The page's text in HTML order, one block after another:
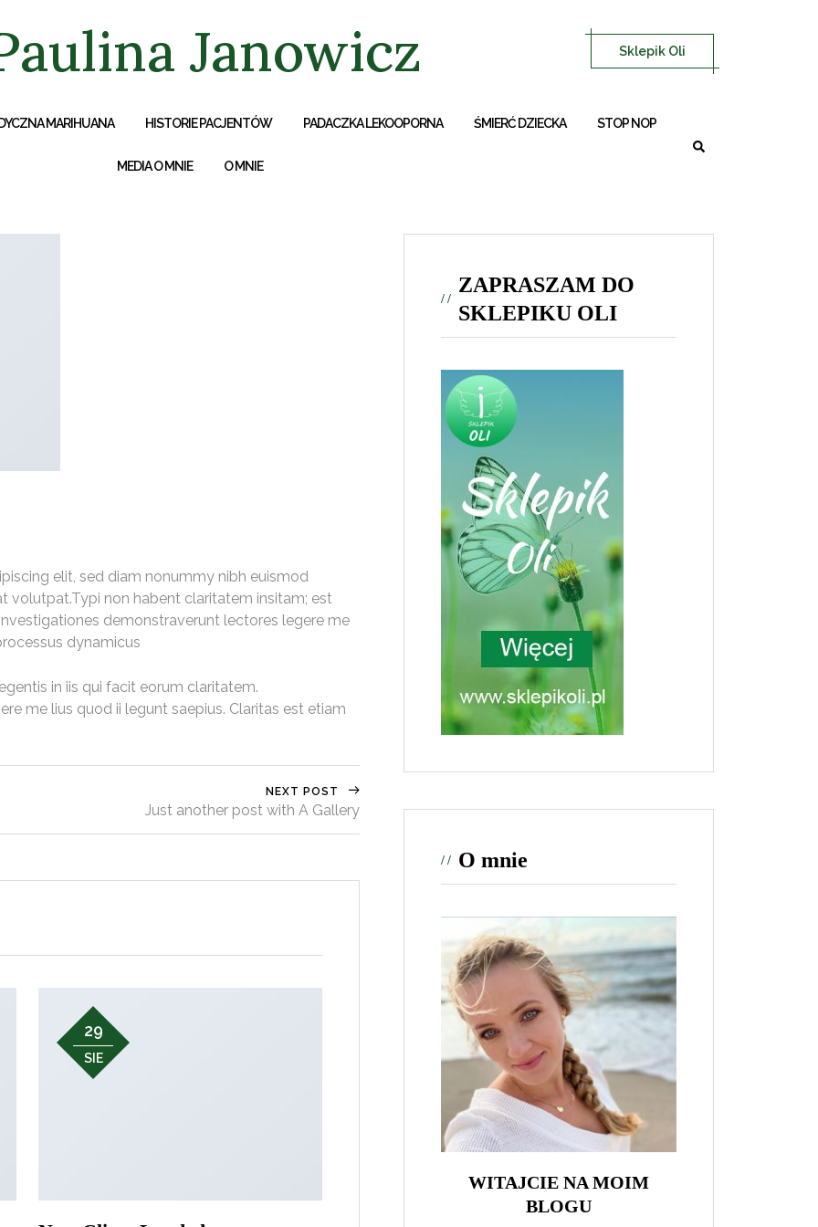
Janowicz Sklepik Oli
MARIHUANA HISTORIE PACJENTÓW PADACZKA LEKOOPORNA ŚMIERĆ DZIECKA STOP NOP
MEDIA O MNIE O MNIE
elit, sed diam nonummy nibh euismod
volutpat.Typi non habent claritatem insitam; est
demonstraverunt lectores legere me
dynamicus
in iis qui facit eorum claritatem.
me lius quod ii legunt saepius. Claritas est etiam
NEXT POST
Just another post with A Gallery
29
SIE
ZAPRASZAM DO
SKLEPIKU OLI
O mnie
WITAJCIE NA MOIM
BLOGU